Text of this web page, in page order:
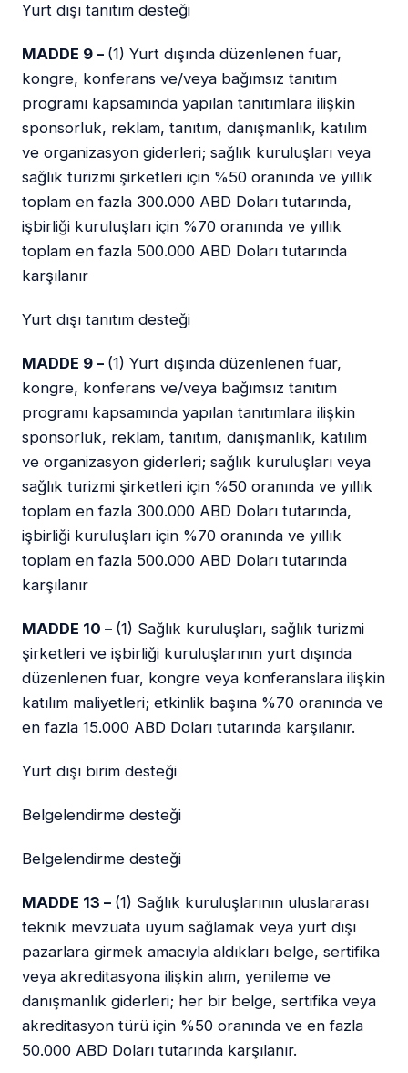
Yurt dışı tanıtım desteği
MADDE 9 – (1) Yurt dışında düzenlenen fuar,
kongre, konferans ve/veya bağımsız tanıtım
programı kapsamında yapılan tanıtımlara ilişkin
sponsorluk, reklam, tanıtım, danışmanlık, katılım
ve organizasyon giderleri; sağlık kuruluşları veya
sağlık turizmi şirketleri için %50 oranında ve yıllık
toplam en fazla 300.000 ABD Doları tutarında,
işbirliği kuruluşları için %70 oranında ve yıllık
toplam en fazla 500.000 ABD Doları tutarında
karşılanır
Yurt dışı tanıtım desteği
MADDE 9 – (1) Yurt dışında düzenlenen fuar,
kongre, konferans ve/veya bağımsız tanıtım
programı kapsamında yapılan tanıtımlara ilişkin
sponsorluk, reklam, tanıtım, danışmanlık, katılım
ve organizasyon giderleri; sağlık kuruluşları veya
sağlık turizmi şirketleri için %50 oranında ve yıllık
toplam en fazla 300.000 ABD Doları tutarında,
işbirliği kuruluşları için %70 oranında ve yıllık
toplam en fazla 500.000 ABD Doları tutarında
karşılanır
MADDE 10 – (1) Sağlık kuruluşları, sağlık turizmi
şirketleri ve işbirliği kuruluşlarının yurt dışında
düzenlenen fuar, kongre veya konferanslara ilişkin
katılım maliyetleri; etkinlik başına %70 oranında ve
en fazla 15.000 ABD Doları tutarında karşılanır.
Yurt dışı birim desteği
Belgelendirme desteği
Belgelendirme desteği
MADDE 13 – (1) Sağlık kuruluşlarının uluslararası
teknik mevzuata uyum sağlamak veya yurt dışı
pazarlara girmek amacıyla aldıkları belge, sertifika
veya akreditasyona ilişkin alım, yenileme ve
danışmanlık giderleri; her bir belge, sertifika veya
akreditasyon türü için %50 oranında ve en fazla
50.000 ABD Doları tutarında karşılanır.